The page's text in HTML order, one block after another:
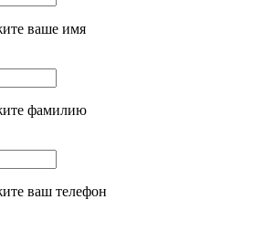
ваше имя
фамилию
ваш телефон